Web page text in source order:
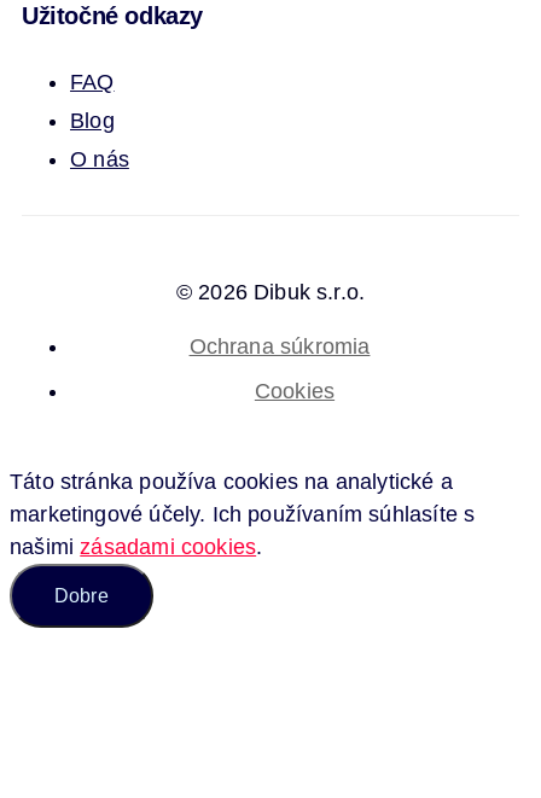
Užitočné odkazy
FAQ
Blog
O nás
© 2026 Dibuk s.r.o.
Ochrana súkromia
Cookies
Táto stránka používa cookies na analytické a
marketingové účely. Ich používaním súhlasíte s
našimizásadami cookies.
Dobre